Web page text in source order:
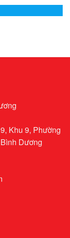
Khu 9, Phường
Dương